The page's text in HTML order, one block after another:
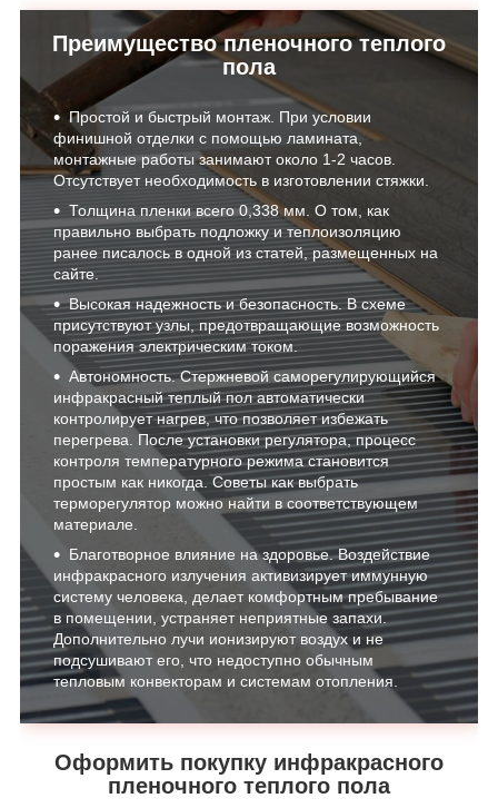
Преимущество пленочного теплого
пола
Простой и быстрый монтаж. При условии
финишной отделки с помощью ламината,
монтажные работы занимают около 1-2 часов.
Отсутствует необходимость в изготовлении стяжки.
Толщина пленки всего 0,338 мм. О том, как
правильно выбрать подложку и теплоизоляцию
ранее писалось в одной из статей, размещенных на
сайте.
Высокая надежность и безопасность. В схеме
присутствуют узлы, предотвращающие возможность
поражения электрическим током.
Автономность. Стержневой саморегулирующийся
инфракрасный теплый пол автоматически
контролирует нагрев, что позволяет избежать
перегрева. После установки регулятора, процесс
контроля температурного режима становится
простым как никогда. Советы как выбрать
терморегулятор можно найти в соответствующем
материале.
Благотворное влияние на здоровье. Воздействие
инфракрасного излучения активизирует иммунную
систему человека, делает комфортным пребывание
в помещении, устраняет неприятные запахи.
Дополнительно лучи ионизируют воздух и не
подсушивают его, что недоступно обычным
тепловым конвекторам и системам отопления.
Оформить покупку инфракрасного
пленочного теплого пола